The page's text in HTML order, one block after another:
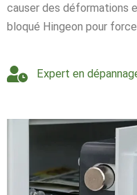
causer des déformations
bloqué Hingeon pour
Expert en